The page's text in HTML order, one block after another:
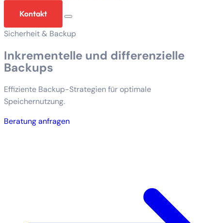
Kontakt
Sicherheit & Backup
Inkrementelle und differenzielle
Backups
Effiziente Backup-Strategien für optimale
Speichernutzung.
Beratung anfragen